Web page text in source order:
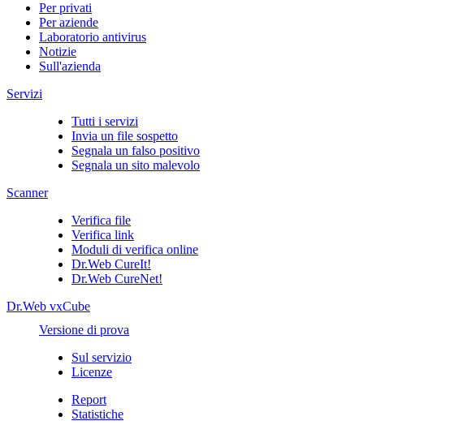
Per privati
Per aziende
Laboratorio antivirus
Notizie
Sull'azienda
Servizi
Tutti i servizi
Invia un file sospetto
Segnala un falso positivo
Segnala un sito malevolo
Scanner
Verifica file
Verifica link
Moduli di verifica online
Dr.Web CureIt!
Dr.Web CureNet!
Dr.Web vxCube
Versione di prova
Sul servizio
Licenze
Report
Statistiche